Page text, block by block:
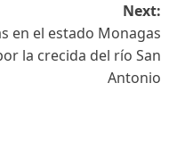
Next:
en el estado Monagas
la crecida del río San
Antonio